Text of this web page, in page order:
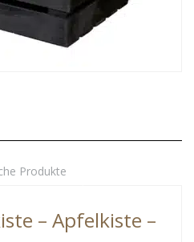
Produkte
– Apfelkiste –